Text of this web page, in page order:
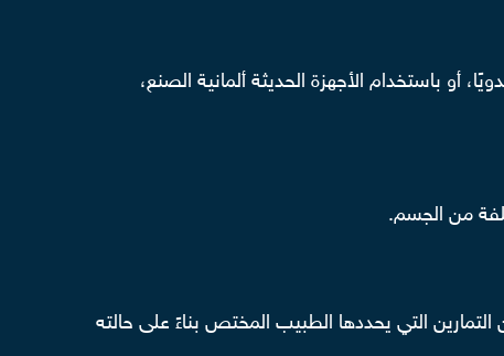
أو باستخدام الأجهزة الحديثة ألمانية الصنع،
التي يحددها الطبيب المختص بناءً على حالته